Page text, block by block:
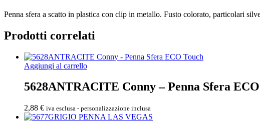
Penna sfera a scatto in plastica con clip in metallo. Fusto colorato, particolari
Prodotti correlati
Aggiungi al carrello
5628ANTRACITE Conny – Penna Sfera
2,88 € iva esclusa - personalizzazione inclusa